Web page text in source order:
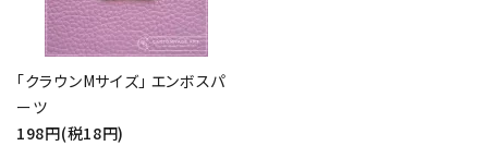
「クラウンMサイズ」 エンボスパ
ーツ
198円(税18円)